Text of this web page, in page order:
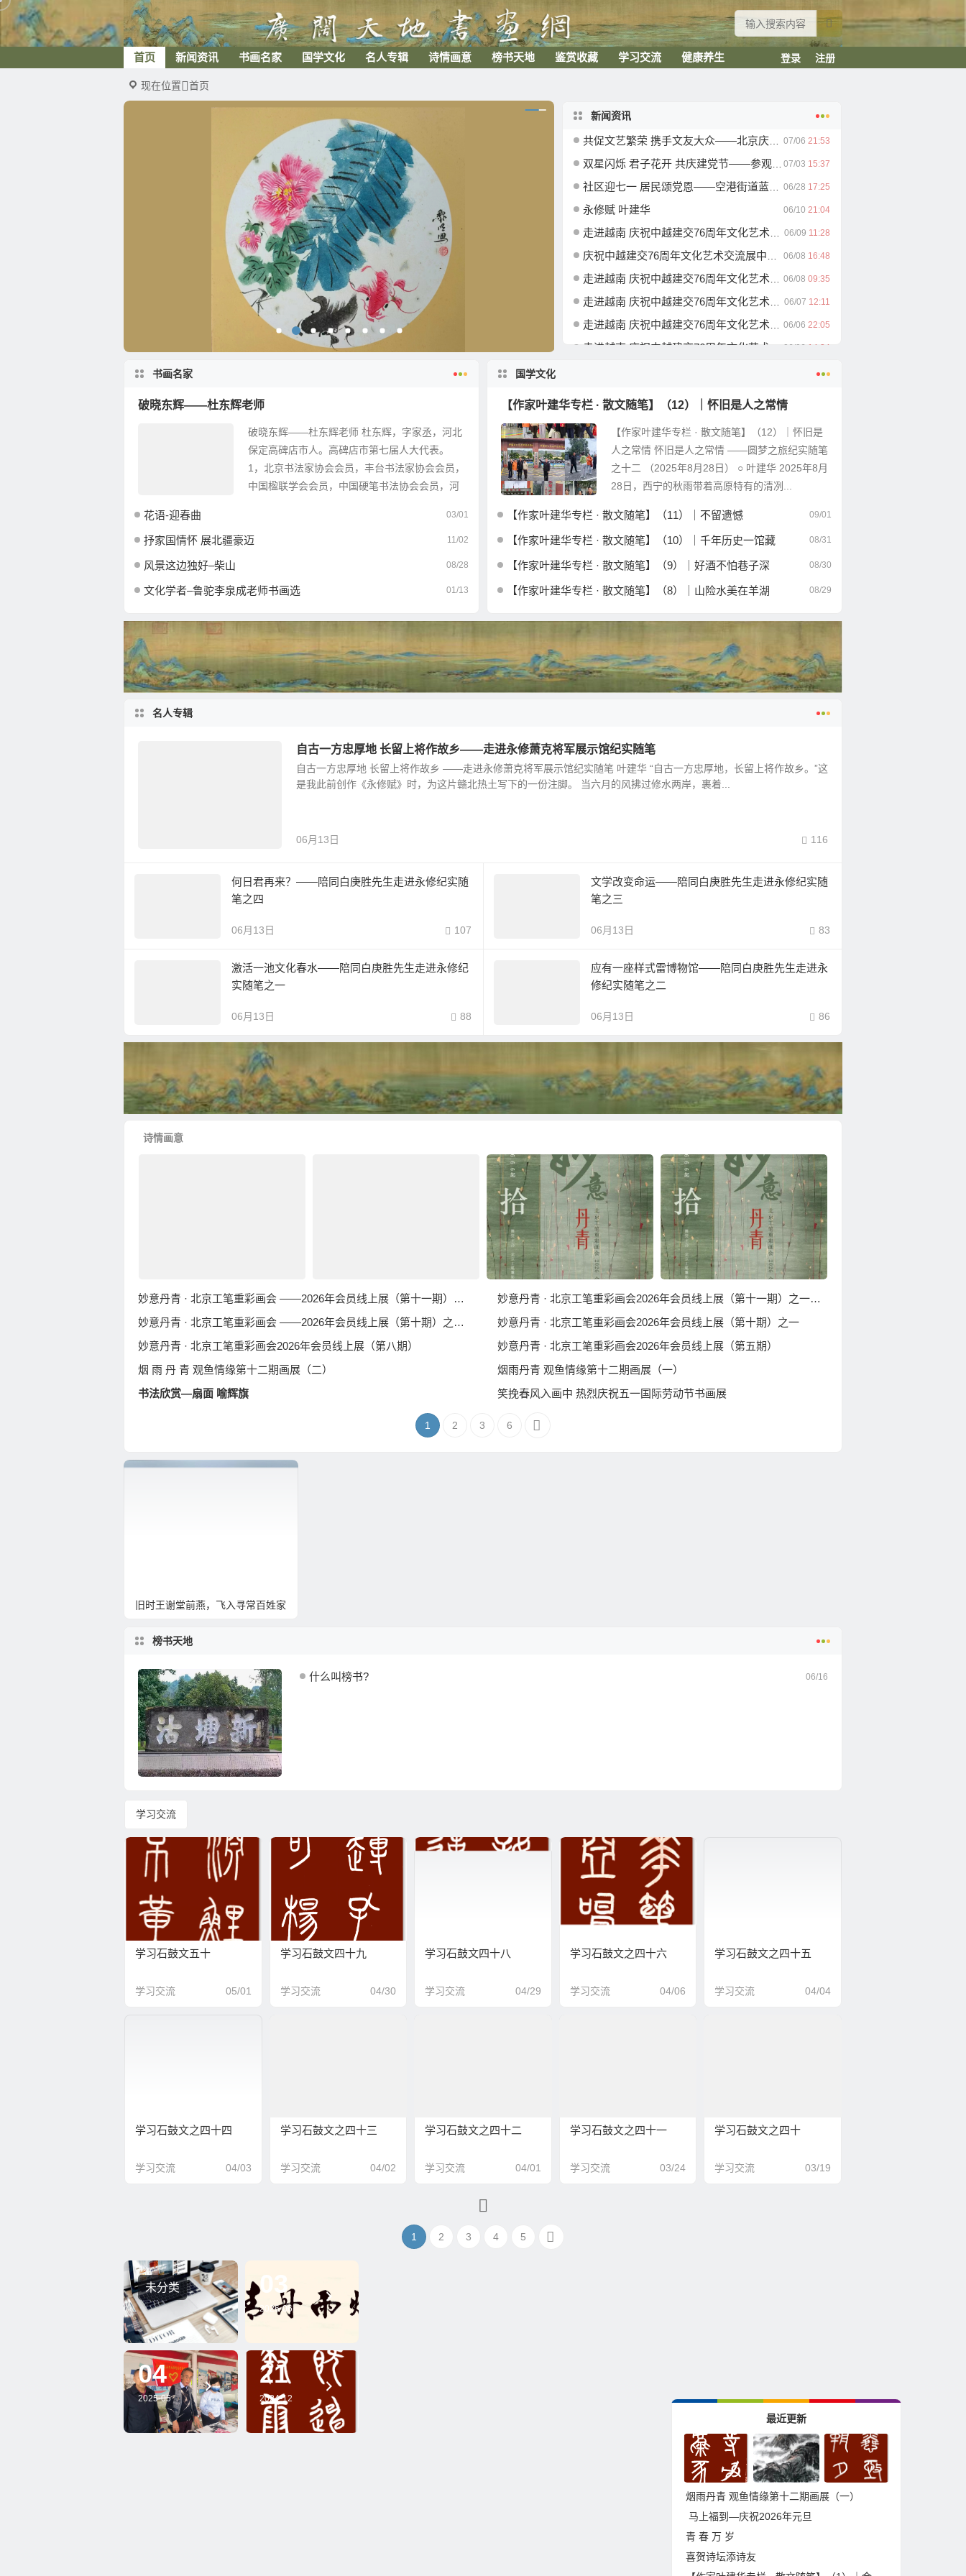
首页 新闻资讯 书画名家 国学文化 名人专辑 诗情画意 榜书天地 鉴赏收藏 学习交流 健康养生 登录 注册
现在位置 首页
新闻资讯
07/06 21:53
共促文艺繁荣 携手文友大众——北京庆云楼雅集纪实随笔
07/03 15:37
双星闪烁 君子花开 共庆建党节——参观纪实
06/28 17:25
社区迎七一 居民颂党恩——空港街道蓝星社区庆“七一”文艺汇演纪实随笔
06/10 21:04
永修赋 叶建华
06/09 11:28
走进越南 庆祝中越建交76周年文化艺术交流展中国书画万里行 系列报道（九）
06/08 16:48
庆祝中越建交76周年文化艺术交流展中国书画万里行 系列报道（八）
06/08 09:35
走进越南 庆祝中越建交76周年文化艺术交流展中国书画万里行 系列报道（七）
06/07 12:11
走进越南 庆祝中越建交76周年文化艺术交流展中国书画万里行 系列报道（六）
06/06 22:05
走进越南 庆祝中越建交76周年文化艺术交流展中国书画万里行 系列报道（五）
06/06 14:34
走进越南 庆祝中越建交76周年文化艺术交流展中国书画万里行 系列报道（四）
书画名家
破晓东辉——杜东辉老师
破晓东辉——杜东辉老师 杜东辉，字家丞，河北
保定高碑店市人。高碑店市第七届人大代表。
1，北京书法家协会会员，丰台书法家协会会员，
中国楹联学会会员，中国硬笔书法协会会员，河
03/01
花语-迎春曲
11/02
抒家国情怀 展北疆豪迈
08/28
风景这边独好–柴山
01/13
文化学者–鲁驼李泉成老师书画选
国学文化
【作家叶建华专栏 · 散文随笔】（12）｜怀旧是人之常情
【作家叶建华专栏 · 散文随笔】（12）｜怀旧是
人之常情 怀旧是人之常情 ——圆梦之旅纪实随笔
之十二 （2025年8月28日） ○ 叶建华 2025年8月
28日，西宁的秋雨带着高原特有的清冽...
09/01
【作家叶建华专栏 · 散文随笔】（11）｜不留遗憾
08/31
【作家叶建华专栏 · 散文随笔】（10）｜千年历史一馆藏
08/30
【作家叶建华专栏 · 散文随笔】（9）｜好酒不怕巷子深
08/29
【作家叶建华专栏 · 散文随笔】（8）｜山险水美在羊湖
名人专辑
自古一方忠厚地 长留上将作故乡——走进永修萧克将军展示馆纪实随笔
自古一方忠厚地 长留上将作故乡 ——走进永修萧克将军展示馆纪实随笔 叶建华 “自古一方忠厚地，长留上将作故乡。”这
是我此前创作《永修赋》时，为这片赣北热土写下的一份注脚。 当六月的风拂过修水两岸，裹着...
06月13日 116
何日君再来？——陪同白庚胜先生走进永修纪实随
笔之四
06月13日 107
文学改变命运——陪同白庚胜先生走进永修纪实随
笔之三
06月13日 83
激活一池文化春水——陪同白庚胜先生走进永修纪
实随笔之一
06月13日 88
应有一座样式雷博物馆——陪同白庚胜先生走进永
修纪实随笔之二
06月13日 86
诗情画意
妙意丹青 · 北京工笔重彩画会 ——2026年会员线上展（第十一期）之二（作品16-29）
妙意丹青 · 北京工笔重彩画会2026年会员线上展（第十一期）之一（作品1-15）
妙意丹青 · 北京工笔重彩画会 ——2026年会员线上展（第十期）之二 （作品16-32）
妙意丹青 · 北京工笔重彩画会2026年会员线上展（第十期）之一
妙意丹青 · 北京工笔重彩画会2026年会员线上展（第八期）
妙意丹青 · 北京工笔重彩画会2026年会员线上展（第五期）
烟 雨 丹 青 观鱼情缘第十二期画展（二）
烟雨丹青 观鱼情缘第十二期画展（一）
书法欣赏—扇面 喻辉旗
笑挽春风入画中 热烈庆祝五一国际劳动节书画展
1 2 3 6
旧时王谢堂前燕，飞入寻常百姓家
榜书天地
06/16
什么叫榜书?
学习交流
学习石鼓文五十
学习交流 05/01
学习石鼓文四十九
学习交流 04/30
学习石鼓文四十八
学习交流 04/29
学习石鼓文之四十六
学习交流 04/06
学习石鼓文之四十五
学习交流 04/04
学习石鼓文之四十四
学习交流 04/03
学习石鼓文之四十三
学习交流 04/02
学习石鼓文之四十二
学习交流 04/01
学习石鼓文之四十一
学习交流 03/24
学习石鼓文之四十
学习交流 03/19
1 2 3 4 5
未分类 03
2026-06
烟 雨 丹 青 观
鱼情缘第十二
04
2025-05
你把美丽带给
人间
21
2024-12
学习石鼓文之
二十七
最近更新
烟雨丹青 观鱼情缘第十二期画展（一）
马上福到—庆祝2026年元旦
青 春 万 岁
喜贺诗坛添诗友